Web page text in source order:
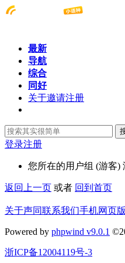
最新
导航
综合
同好
关于邀请注册
登录注册
您所在的用户组 (游客)
返回上一页 或者 回到首页
关于声同联系我们手机网页版
Powered by phpwind v9.0.1
浙ICP备12004119号-3